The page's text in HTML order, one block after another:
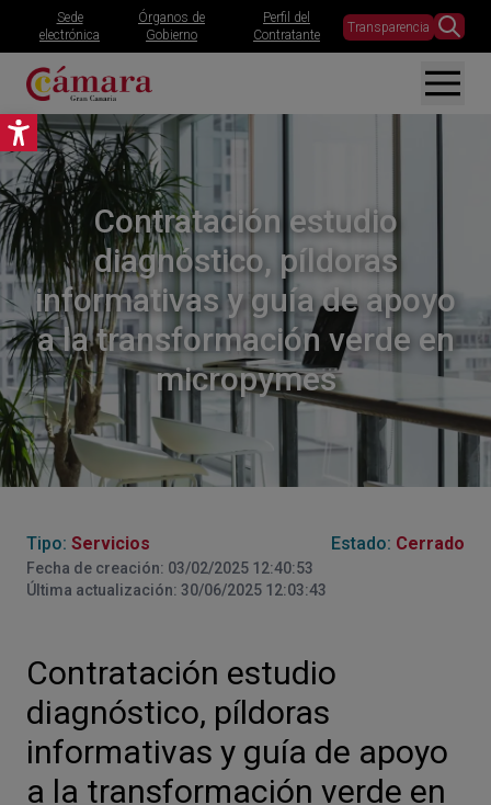
Abrir barra de herramientas
Sede
electrónica
Órganos de
Gobierno
Perfil del
Contratante
Transparencia
Contratación estudio
diagnóstico, píldoras
informativas y guía de apoyo
a la transformación verde en
micropymes
Tipo: Servicios Estado: Cerrado
Fecha de creación: 03/02/2025 12:40:53
Última actualización: 30/06/2025 12:03:43
Contratación estudio
diagnóstico, píldoras
informativas y guía de apoyo
a la transformación verde en